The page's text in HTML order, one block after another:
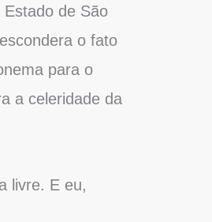
de São
o fato
para o
a celeridade da
livre. E eu,